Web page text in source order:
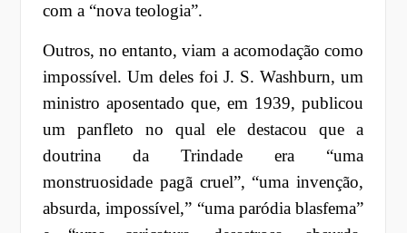
com a “nova teologia”.
Outros, no entanto, viam a acomodação como
impossível. Um deles foi J. S. Washburn, um
ministro aposentado que, em 1939, publicou
um panfleto no qual ele destacou que a
doutrina da Trindade era “uma
monstruosidade pagã cruel”, “uma invenção,
absurda, impossível,” “uma paródia blasfema”